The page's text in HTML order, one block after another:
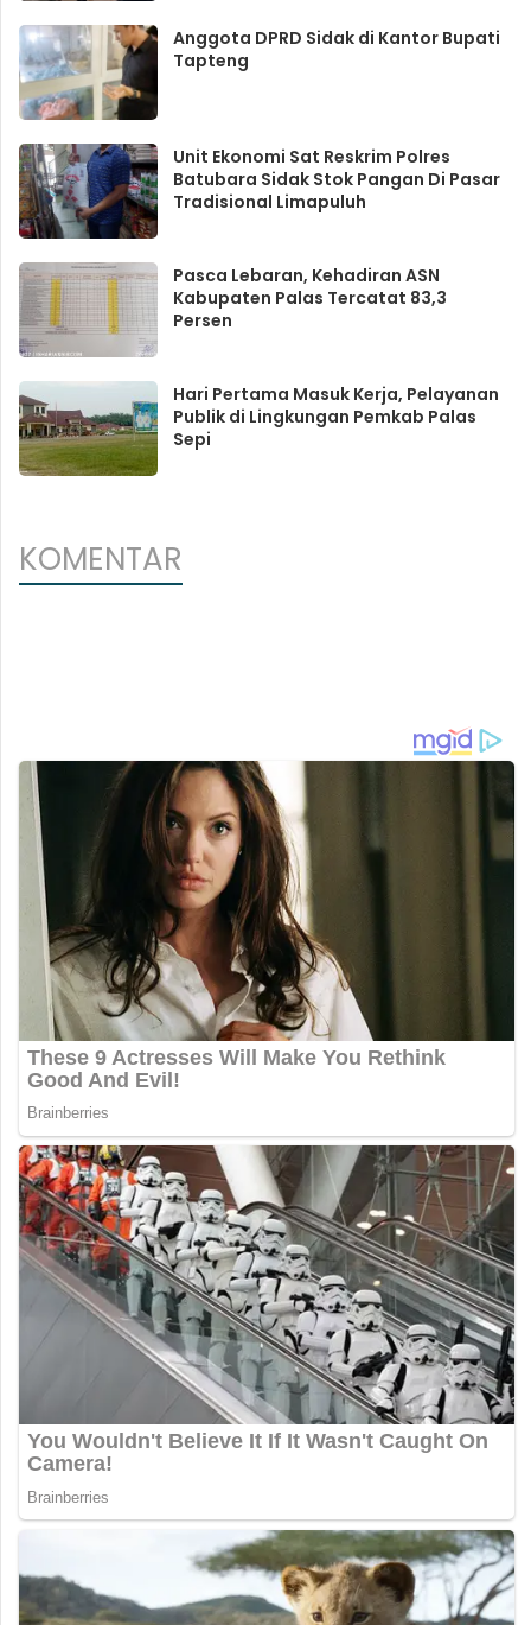
Anggota DPRD Sidak di Kantor Bupati
Tapteng
Unit Ekonomi Sat Reskrim Polres
Batubara Sidak Stok Pangan Di Pasar
Tradisional Limapuluh
Pasca Lebaran, Kehadiran ASN
Kabupaten Palas Tercatat 83,3
Persen
Hari Pertama Masuk Kerja, Pelayanan
Publik di Lingkungan Pemkab Palas
Sepi
KOMENTAR